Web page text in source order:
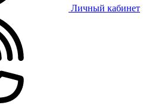
Личный кабинет